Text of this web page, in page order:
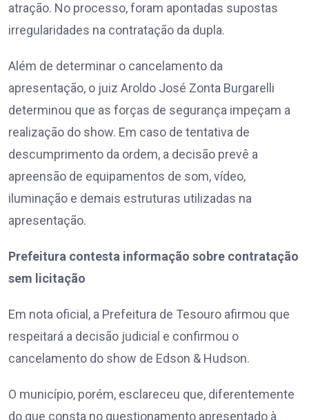
atração. No processo, foram apontadas supostas
irregularidades na contratação da dupla.
Além de determinar o cancelamento da
apresentação, o juiz Aroldo José Zonta Burgarelli
determinou que as forças de segurança impeçam a
realização do show. Em caso de tentativa de
descumprimento da ordem, a decisão prevê a
apreensão de equipamentos de som, vídeo,
iluminação e demais estruturas utilizadas na
apresentação.
Prefeitura contesta informação sobre contratação
sem licitação
Em nota oficial, a Prefeitura de Tesouro afirmou que
respeitará a decisão judicial e confirmou o
cancelamento do show de Edson & Hudson.
O município, porém, esclareceu que, diferentemente
do que consta no questionamento apresentado à